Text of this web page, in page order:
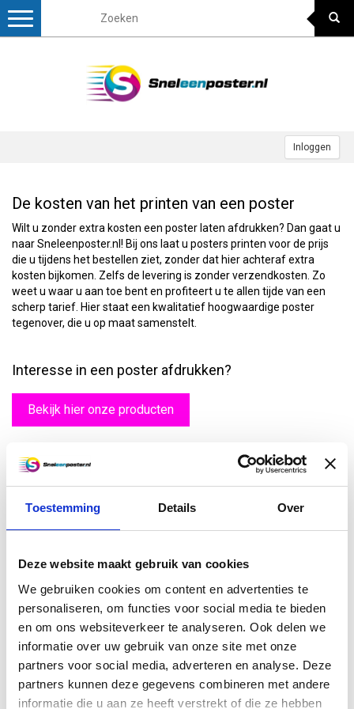
Toestemming Details Over
Deze website maakt gebruik van cookies
We gebruiken cookies om content en advertenties te
personaliseren, om functies voor social media te bieden
en om ons websiteverkeer te analyseren. Ook delen we
informatie over uw gebruik van onze site met onze
partners voor social media, adverteren en analyse. Deze
partners kunnen deze gegevens combineren met andere
informatie die u aan ze heeft verstrekt of die ze hebben
Inloggen
Toggle
De kosten van het printen van een poster
Wilt u zonder extra kosten een poster laten afdrukken? Dan gaat u
naar Sneleenposter.nl! Bij ons laat u posters printen voor de prijs
die u tijdens het bestellen ziet, zonder dat hier achteraf extra
kosten bijkomen. Zelfs de levering is zonder verzendkosten. Zo
weet u waar u aan toe bent en profiteert u te allen tijde van een
scherp tarief. Hier staat een kwalitatief hoogwaardige poster
tegenover, die u op maat samenstelt.
Interesse in een poster afdrukken?
Bekijk hier onze producten
Tegen een aantrekkelijk tarief en zonder extra
Naast dat u bijonze posterwinkeleen poster bestelt zonder extra
verschillende soorten posters in één bestelling afdrukken.
Ondanks de scherpe prijzen zijn
onze goedkope posters
altijd van
de beste kwaliteit. Daarnaast profiteert u van maatwerk. Wilt u
zelf een poster maken ? Ook dat kan! Kies het gewenste formaat
en materiaal en wij doen de rest tegen lage kosten.
Stel uw vragen telefonisch of per e-mail
Lever de juiste bestanden aanen bestel uw posters direct online!
Heeft u vragen over de kosten van een poster? Twijfel dan niet om